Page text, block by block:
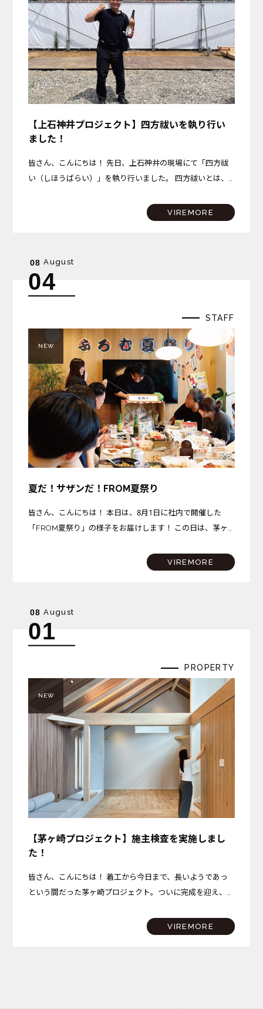
【上石神井プロジェクト】四方祓いを執り行い
ました！
皆さん、こんにちは！ 先日、上石神井の現場にて「四方祓
い（しほうばらい）」を執り行いました。 四方祓いとは、
工事の無事と安全、そしてこの場所で始まる新しい暮らしの
VIREMORE
08 August
04
STAFF
NEW
夏だ！サザンだ！FROM夏祭り
皆さん、こんにちは！ 本日は、8月1日に社内で開催した
「FROM夏祭り」の様子をお届けします！ この日は、茅ヶ
ンビーチちがさきでは花火大会も開催されるという、まさに
VIREMORE
08 August
01
PROPERTY
NEW
【茅ヶ崎プロジェクト】施主検査を実施しまし
た！
皆さん、こんにちは！ 着工から今日まで、長いようであっ
という間だった茅ヶ崎プロジェクト。ついに完成を迎え、先
子と、完成した茅ヶ崎プロジェクトのこだわりポイントを少
VIREMORE